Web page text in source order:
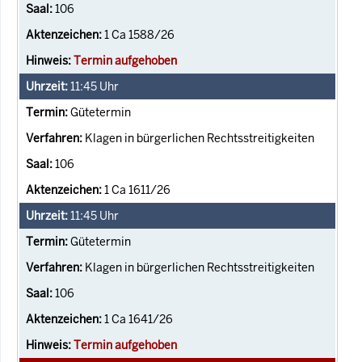
106
1 Ca 1588/26
Termin aufgehoben
11:45 Uhr
Gütetermin
Klagen in bürgerlichen Rechtsstreitigkeiten
106
1 Ca 1611/26
11:45 Uhr
Gütetermin
Klagen in bürgerlichen Rechtsstreitigkeiten
106
1 Ca 1641/26
Termin aufgehoben